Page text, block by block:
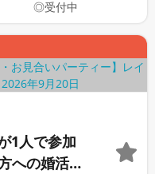
◎受付中
1人で参加
への婚活パ